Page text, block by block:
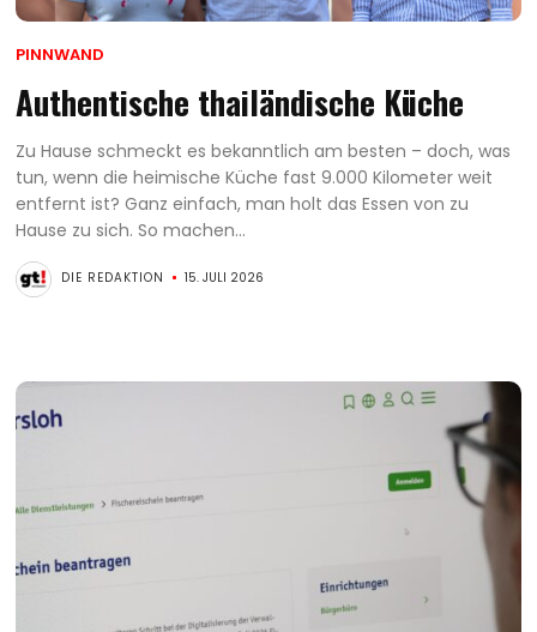
PINNWAND
Authentische thailändische Küche
Zu Hause schmeckt es bekanntlich am besten – doch, was
tun, wenn die heimische Küche fast 9.000 Kilometer weit
entfernt ist? Ganz einfach, man holt das Essen von zu
Hause zu sich. So machen...
DIE REDAKTION 15. JULI 2026